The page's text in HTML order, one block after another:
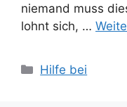
niemand muss
lohnt sich, …
Kategorien
Hilfe bei